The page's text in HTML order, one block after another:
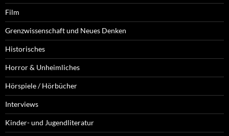
Film
Grenzwissenschaft und Neues Denken
Historisches
Horror & Unheimliches
Hörspiele / Hörbücher
Interviews
Kinder- und Jugendliteratur